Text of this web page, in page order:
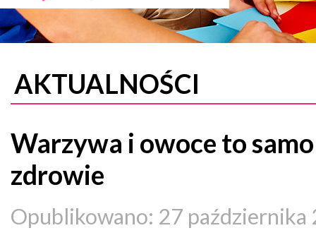
AKTUALNOŚCI
Warzywa i owoce to samo
zdrowie
Opublikowano: 27 października